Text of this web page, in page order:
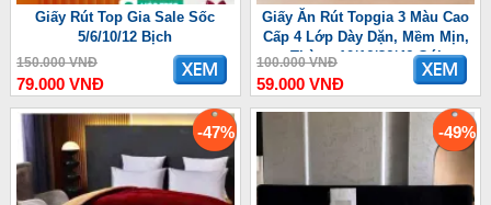
Giấy Rút Top Gia Sale Sốc
5/6/10/12 Bịch
150.000 VNĐ
79.000 VNĐ
Giấy Ăn Rút Topgia 3 Màu Cao
Cấp 4 Lớp Dày Dặn, Mềm Mịn,
Thùng 10/16/36/46 Gói
100.000 VNĐ
59.000 VNĐ
-47% -49%